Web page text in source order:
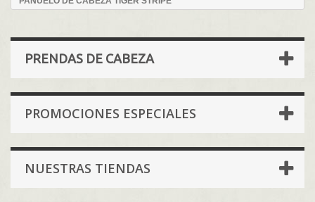
PRENDAS DE CABEZA
PROMOCIONES ESPECIALES
NUESTRAS TIENDAS